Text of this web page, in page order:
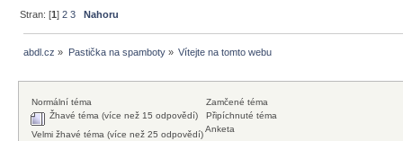
Stran: [1]2 3 Nahoru
abdl.cz » Pastička na spamboty» Vítejte na tomto webu
Normální téma
Žhavé téma (více než 15 odpovědí)
Velmi žhavé téma (více než 25 odpovědí)
Zamčené téma
Připíchnuté téma
Anketa